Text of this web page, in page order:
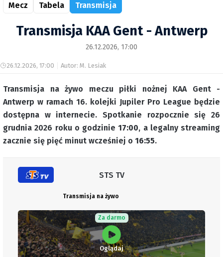
Mecz Tabela Transmisja
Transmisja KAA Gent - Antwerp
26.12.2026, 17:00
26.12.2026, 17:00 Autor: M. Lesiak
Transmisja na żywo meczu piłki nożnej KAA Gent -
Antwerp w ramach 16. kolejki Jupiler Pro League będzie
dostępna w internecie. Spotkanie rozpocznie się 26
grudnia 2026 roku o godzinie17:00, a legalny streaming
zacznie się pięć minut wcześniej o 16:55.
STS TV
Transmisja na żywo
Za darmo
Oglądaj